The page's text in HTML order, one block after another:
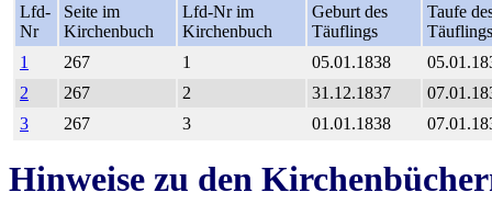
Lfd-
Nr
Seite im
Kirchenbuch
Lfd-Nr im
Kirchenbuch
Geburt des
Täuflings
Taufe
Täuflings
1
267 1 05.01.1838
2
267 2 31.12.1837
3
267 3 01.01.1838
Hinweise zu den